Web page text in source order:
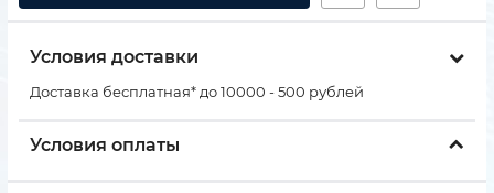
Условия доставки
Доставка бесплатная* до 10000 - 500 рублей
Условия оплаты